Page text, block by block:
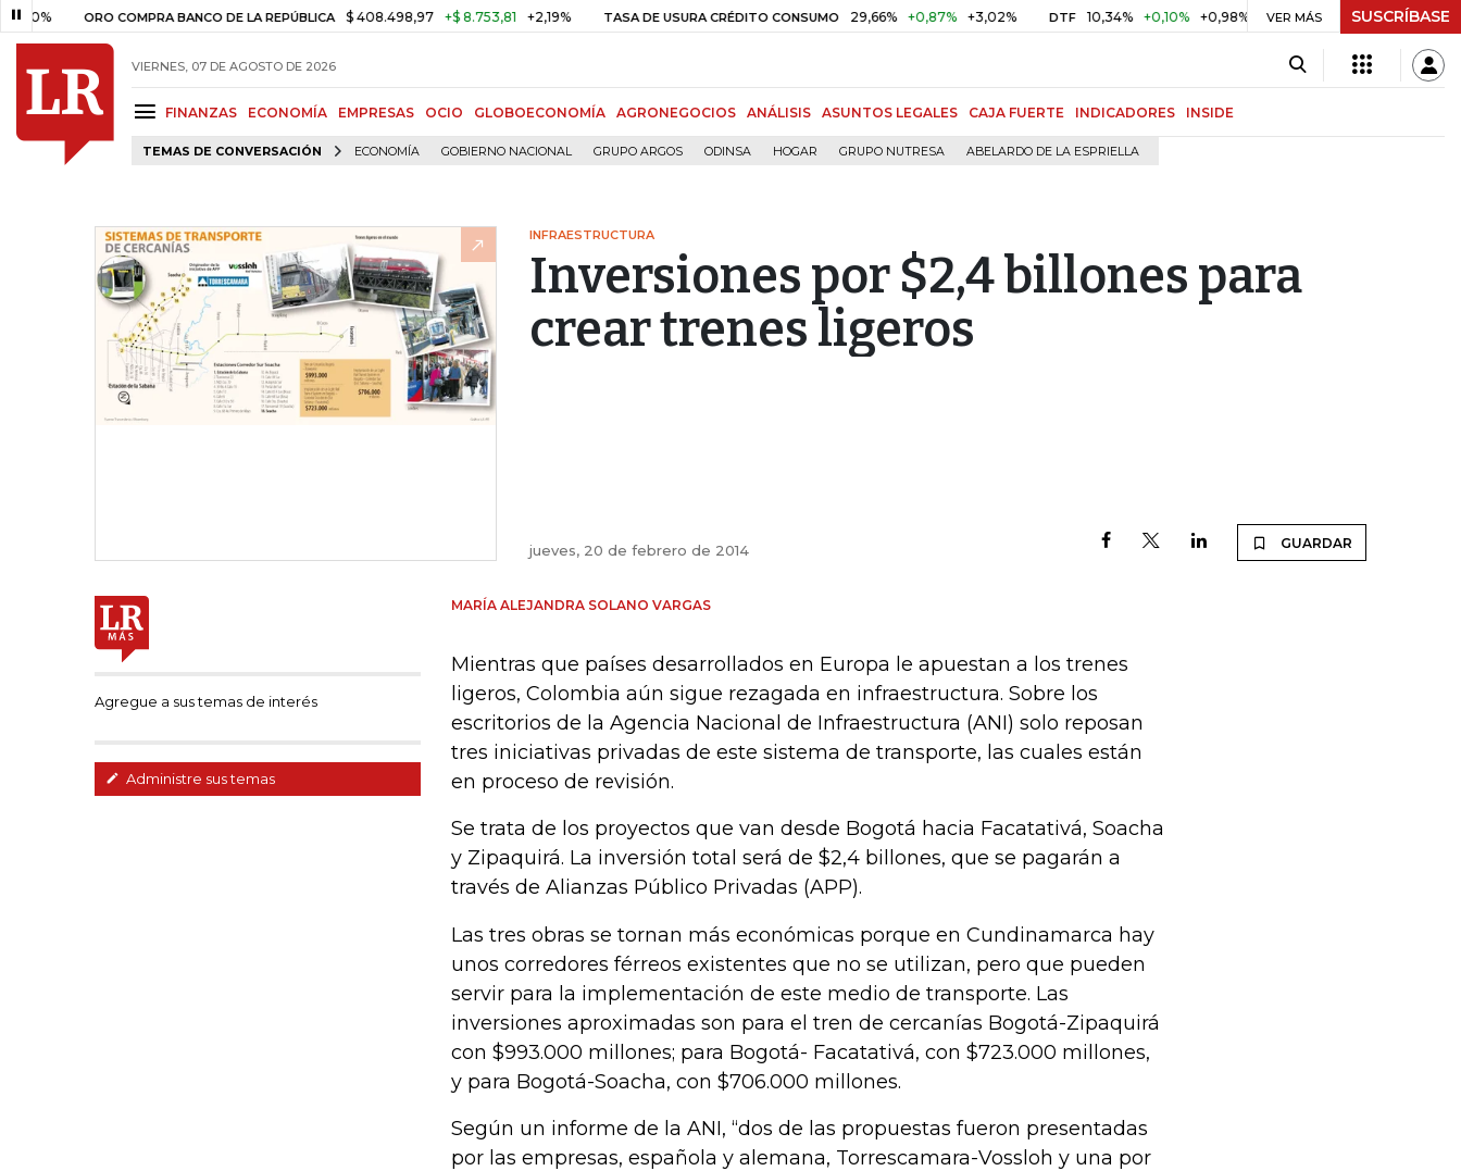
ORO COMPRA BANCO DE LA REPÚBLICA $ 408.498,97 +$ 8.753,81 +2,19% TASA DE USURA CRÉDITO CONSUMO 29,66% +0,87% +3,02% DTF 10,34% +0,10% +0,98% UVR $ 416,91 +$ 0,05 +0,01%
VER MÁS SUSCRÍBASE
VIERNES, 07 DE AGOSTO DE 2026
FINANZAS ECONOMÍA EMPRESAS OCIO GLOBOECONOMÍA AGRONEGOCIOS ANÁLISIS ASUNTOS LEGALES CAJA FUERTE INDICADORES INSIDE
TEMAS DE CONVERSACIÓN ECONOMÍA GOBIERNO NACIONAL GRUPO ARGOS ODINSA HOGAR GRUPO NUTRESA ABELARDO DE LA ESPRIELLA
INFRAESTRUCTURA
Inversiones por $2,4 billones para
crear trenes ligeros
jueves, 20 de febrero de 2014 GUARDAR
Agregue a sus temas de interés
Administre sus temas
MARÍA ALEJANDRA SOLANO VARGAS
Mientras que países desarrollados en Europa le apuestan a los trenes
ligeros, Colombia aún sigue rezagada en infraestructura. Sobre los
escritorios de la Agencia Nacional de Infraestructura (ANI) solo reposan
tres iniciativas privadas de este sistema de transporte, las cuales están
en proceso de revisión.
Se trata de los proyectos que van desde Bogotá hacia Facatativá, Soacha
y Zipaquirá. La inversión total será de $2,4 billones, que se pagarán a
través de Alianzas Público Privadas (APP).
Las tres obras se tornan más económicas porque en Cundinamarca hay
unos corredores férreos existentes que no se utilizan, pero que pueden
servir para la implementación de este medio de transporte. Las
inversiones aproximadas son para el tren de cercanías Bogotá-Zipaquirá
con $993.000 millones; para Bogotá- Facatativá, con $723.000 millones,
y para Bogotá-Soacha, con $706.000 millones.
Según un informe de la ANI, “dos de las propuestas fueron presentadas
por las empresas, española y alemana, Torrescamara-Vossloh y una por